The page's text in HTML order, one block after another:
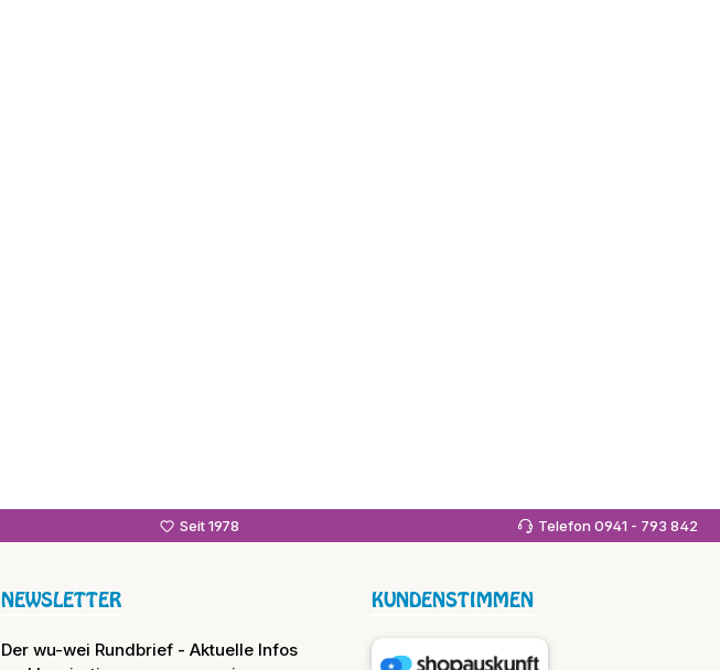
Seit 1978 Telefon 0941 - 793 842
NEWSLETTER
Der wu-wei Rundbrief - Aktuelle Infos
KUNDENSTIMMEN